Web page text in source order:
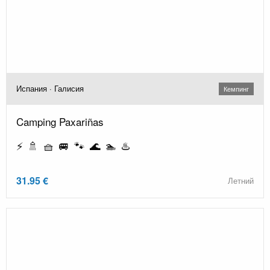
Испания · Галисия Кемпинг
Camping Paxariñas
⚡ 🚿 🧺 🚐 🐾 🌊 🏊 ♨️
31.95 € Летний